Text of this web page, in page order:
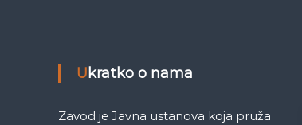
i
g
Ukratko o nama
Zavod je Javna ustanova koja pruža